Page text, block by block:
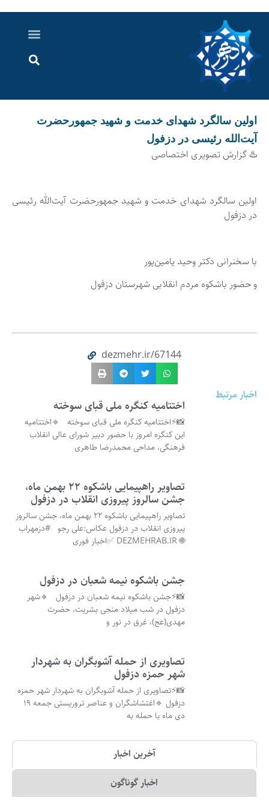
اولین سالگرد شهدای خدمت ‌و شهید جمهورحضرت
آیت‌الله رئیسی در دزفول
♨️ گزارش تصویری اختصاصی
اولین سالگرد شهدای خدمت ‌و شهید جمهورحضرت آیت‌الله رئیسی
در دزفول
با سخنرانی دکتر وحید یامین‌پور
و حضور باشکوه مردم انقلابی شهرستان دزفول
dezmehr.ir/67144
اخبار مرتبط
اختتاميه کنگره ملی قبای سوخته
📸⚡اختتاميه کنگره ملی قبای سوخته 🔹اختتامیه
این کنگره امروز با حضور دبیر شورای عالی انقلاب
فرهنگی، مداحی محمدرضا طاهری
تصاویر راهپیمایی باشکوه ۲۲ بهمن ماه،
جشن سالروز پیروزی انقلاب در دزفول
تصاویر راهپیمایی باشکوه ۲۲ بهمن ماه، جشن سالروز
پیروزی انقلاب در دزفول عکاس:علی رجو #دزمهراب
🌐 DEZMEHRAB.IR ✅اخبار فوری
جشن باشکوه نیمه شعبان در دزفول
📸⚡جشن باشکوه نیمه شعبان در دزفول 🔹شهر
دزفول در شب میلاد منجی بشریت، حضرت
مهدی(عج)، غرق در نور و
تصاویری از حمله آشوبگران به شهردار
شهر حمزه دزفول
📸⚡تصاویری از حمله آشوبگران به شهردار شهر حمزه
دزفول 🔹اغتشاشگران و عناصر تروریستی جمعه ۱۹
دی ماه با حمله به
آخرین اخبار
اخبار گوناگون